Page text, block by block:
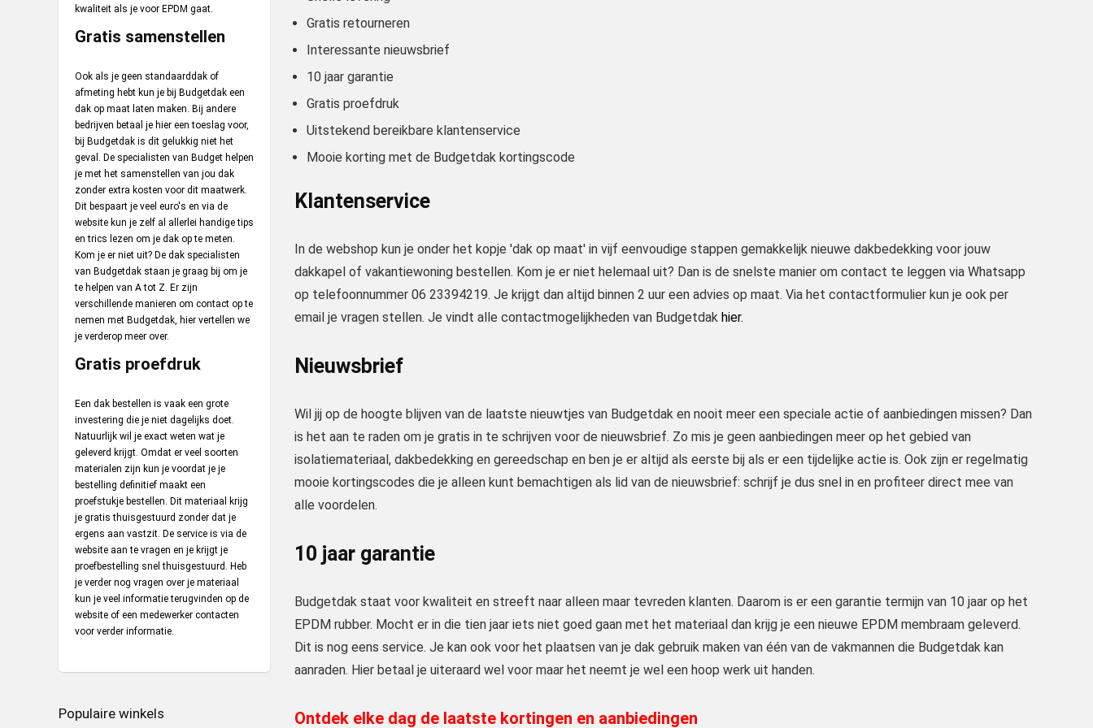
kwaliteit als je voor EPDM gaat.
Gratis samenstellen
Ook als je geen standaarddak of
afmeting hebt kun je bij Budgetdak een
dak op maat laten maken. Bij andere
bedrijven betaal je hier een toeslag voor,
bij Budgetdak is dit gelukkig niet het
geval. De specialisten van Budget helpen
je met het samenstellen van jou dak
zonder extra kosten voor dit maatwerk.
Dit bespaart je veel euro's en via de
website kun je zelf al allerlei handige tips
en trics lezen om je dak op te meten.
Kom je er niet uit? De dak specialisten
van Budgetdak staan je graag bij om je
te helpen van A tot Z. Er zijn
verschillende manieren om contact op te
nemen met Budgetdak, hier vertellen we
je verderop meer over.
Gratis proefdruk
Een dak bestellen is vaak een grote
investering die je niet dagelijks doet.
Natuurlijk wil je exact weten wat je
geleverd krijgt. Omdat er veel soorten
materialen zijn kun je voordat je je
bestelling definitief maakt een
proefstukje bestellen. Dit materiaal krijg
je gratis thuisgestuurd zonder dat je
ergens aan vastzit. De service is via de
website aan te vragen en je krijgt je
proefbestelling snel thuisgestuurd. Heb
je verder nog vragen over je materiaal
kun je veel informatie terugvinden op de
website of een medewerker contacten
voor verder informatie.
Gratis retourneren
Interessante nieuwsbrief
10 jaar garantie
Gratis proefdruk
Uitstekend bereikbare klantenservice
Mooie korting met de Budgetdak kortingscode
Klantenservice
In de webshop kun je onder het kopje 'dak op maat' in vijf eenvoudige stappen gemakkelijk nieuwe dakbedekking voor jouw
dakkapel of vakantiewoning bestellen. Kom je er niet helemaal uit? Dan is de snelste manier om contact te leggen via Whatsapp
op telefoonnummer 06 23394219. Je krijgt dan altijd binnen 2 uur een advies op maat. Via het contactformulier kun je ook per
email je vragen stellen. Je vindt alle contactmogelijkheden van Budgetdak hier.
Nieuwsbrief
Wil jij op de hoogte blijven van de laatste nieuwtjes van Budgetdak en nooit meer een speciale actie of aanbiedingen missen? Dan
is het aan te raden om je gratis in te schrijven voor de nieuwsbrief. Zo mis je geen aanbiedingen meer op het gebied van
isolatiemateriaal, dakbedekking en gereedschap en ben je er altijd als eerste bij als er een tijdelijke actie is. Ook zijn er regelmatig
mooie kortingscodes die je alleen kunt bemachtigen als lid van de nieuwsbrief: schrijf je dus snel in en profiteer direct mee van
alle voordelen.
10 jaar garantie
Budgetdak staat voor kwaliteit en streeft naar alleen maar tevreden klanten. Daarom is er een garantie termijn van 10 jaar op het
EPDM rubber. Mocht er in die tien jaar iets niet goed gaan met het materiaal dan krijg je een nieuwe EPDM membraam geleverd.
Dit is nog eens service. Je kan ook voor het plaatsen van je dak gebruik maken van één van de vakmannen die Budgetdak kan
aanraden. Hier betaal je uiteraard wel voor maar het neemt je wel een hoop werk uit handen.
Ontdek elke dag de laatste kortingen en aanbiedingen
Populaire winkels